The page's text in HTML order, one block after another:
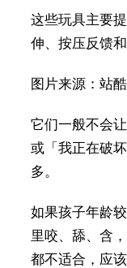
这些玩具主要
伸、按压反馈和
图片来源：站
它们一般不会
或「我正在破
多。
如果孩子年龄
里咬、舔、含
都不适合，应